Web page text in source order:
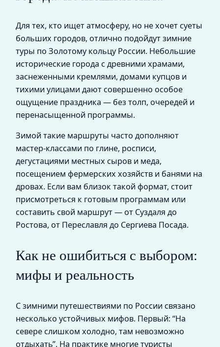
Для тех, кто ищет атмосферу, но не хочет суеты
больших городов, отлично подойдут зимние
туры по Золотому кольцу России. Небольшие
исторические города с древними храмами,
заснеженными кремлями, домами купцов и
тихими улицами дают совершенно особое
ощущение праздника — без толп, очередей и
перенасыщенной программы.
Зимой такие маршруты часто дополняют
мастер‑классами по глине, росписи,
дегустациями местных сыров и меда,
посещением фермерских хозяйств и банями на
дровах. Если вам близок такой формат, стоит
присмотреться к готовым программам или
составить свой маршрут — от Суздаля до
Ростова, от Переславля до Сергиева Посада.
Как не ошибиться с выбором:
мифы и реальность
С зимними путешествиями по России связано
несколько устойчивых мифов. Первый: “На
севере слишком холодно, там невозможно
отдыхать”. На практике многие туристы